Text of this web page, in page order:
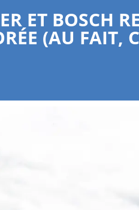
ET BOSCH
(AU FAIT,